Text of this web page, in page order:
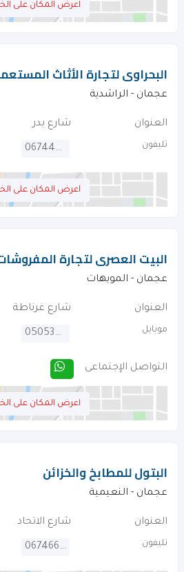
اعرض المكان على
البحراوى لتجارة الأثاث
عجمان - الراشدية
العنوان شارع بدر
تليفون 067445726
اعرض المكان على
البيت العصرى لتجارة
عجمان - المويهات
العنوان شارع غرناطة
موبايل 0505397791
التواصل الإجتماعى
اعرض المكان على
البتول للمطابخ والخزائن
عجمان - النعيمية
العنوان شارع الاتحاد
تليفون 067466882